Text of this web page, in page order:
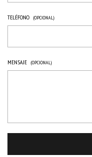
TELÉFONO (OPCIONAL)
MENSAJE (OPCIONAL)